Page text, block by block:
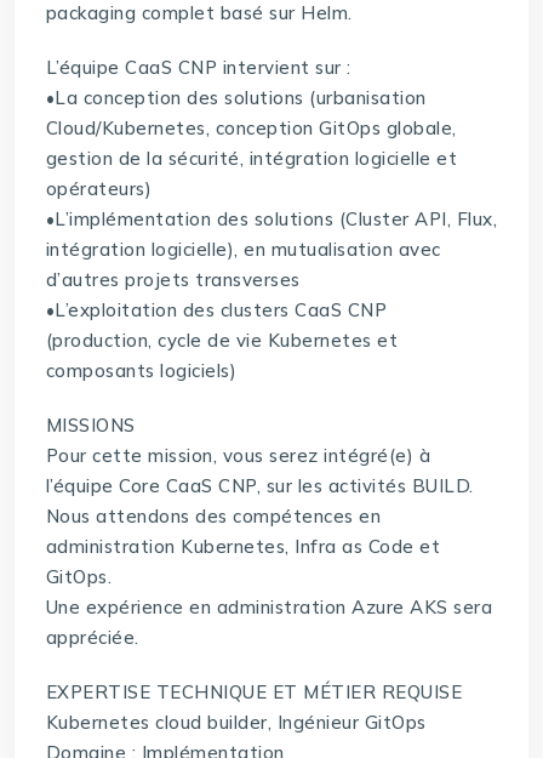
packaging complet basé sur Helm.
L’équipe CaaS CNP intervient sur :
•La conception des solutions (urbanisation
Cloud/Kubernetes, conception GitOps globale,
gestion de la sécurité, intégration logicielle et
opérateurs)
•L’implémentation des solutions (Cluster API, Flux,
intégration logicielle), en mutualisation avec
d’autres projets transverses
•L’exploitation des clusters CaaS CNP
(production, cycle de vie Kubernetes et
composants logiciels)
MISSIONS
Pour cette mission, vous serez intégré(e) à
l’équipe Core CaaS CNP, sur les activités BUILD.
Nous attendons des compétences en
administration Kubernetes, Infra as Code et
GitOps.
Une expérience en administration Azure AKS sera
appréciée.
EXPERTISE TECHNIQUE ET MÉTIER REQUISE
Kubernetes cloud builder, Ingénieur GitOps
Domaine : Implémentation